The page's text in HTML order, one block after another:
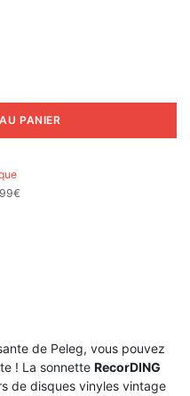
PANIER
de Peleg, vous pouvez
! La sonnette RecorDING
de disques vinyles vintage